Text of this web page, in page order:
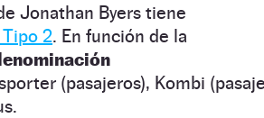
Jonathan Byers tiene
2. En función de la
(pasajeros), Kombi